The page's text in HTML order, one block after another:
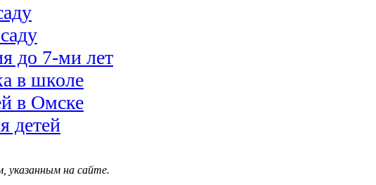
до 7-ми лет
в школе
в Омске
детей
указанным на сайте.